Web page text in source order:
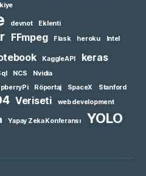
devnot Eklenti
FFmpeg Flask heroku Intel
KaggleAPI keras
NCS Nvidia
Röportaj SpaceX
Stanford
Veriseti web development
Yapay Zeka Konferansı YOLO